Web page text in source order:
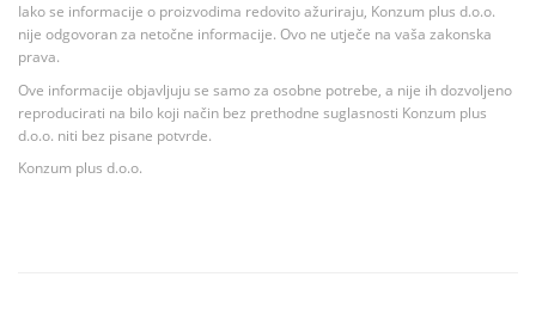
Iako se informacije o proizvodima redovito ažuriraju, Konzum plus d.o.o.
nije odgovoran za netočne informacije. Ovo ne utječe na vaša zakonska
prava.
Ove informacije objavljuju se samo za osobne potrebe, a nije ih dozvoljeno
reproducirati na bilo koji način bez prethodne suglasnosti Konzum plus
d.o.o. niti bez pisane potvrde.
Konzum plus d.o.o.